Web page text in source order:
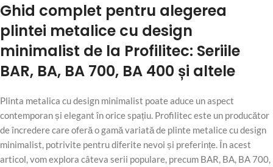
Ghid complet pentru alegerea
plintei metalice cu design
minimalist de la Profilitec: Seriile
BAR, BA, BA 700, BA 400 și altele
Plinta metalica cu design minimalist poate aduce un aspect
contemporan și elegant în orice spațiu. Profilitec este un producător
de încredere care oferă o gamă variată de plinte metalice cu design
minimalist, potrivite pentru diferite nevoi și preferințe. În acest
articol, vom explora câteva serii populare, precum BAR, BA, BA 700,